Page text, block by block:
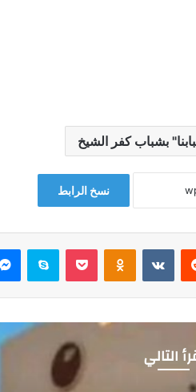
بشباب كفر الشيخ
نسخ الرابط
سكايب
التالي